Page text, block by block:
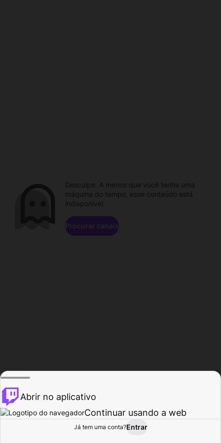
Procurar Atividade
Desculpe. A menos que você tenha uma
máquina do tempo, esse conteúdo está
indisponível.
Procurar canais
Abrir no aplicativo
Continuar usando a web
Já tem uma conta?Entrar